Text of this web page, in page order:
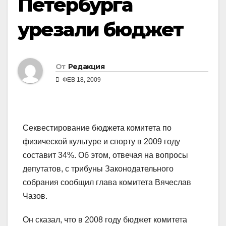
урезали бюджет
От Редакция
ФЕВ 18, 2009
Секвестирование бюджета комитета по
физической культуре и спорту в 2009 году
составит 34%. Об этом, отвечая на вопросы
депутатов, с трибуны Законодательного
собрания сообщил глава комитета Вячеслав
Чазов.
Он сказал, что в 2008 году бюджет комитета